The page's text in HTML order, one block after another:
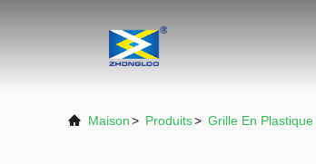
Maison> Produits> Grille En